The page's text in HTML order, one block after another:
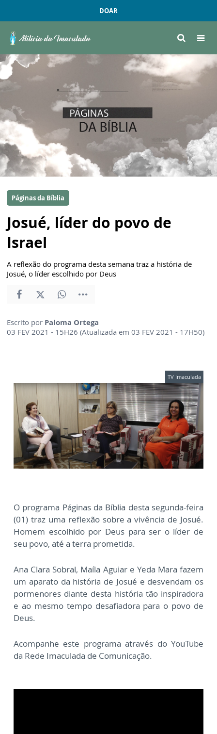
DOAR
Páginas da Bíblia
Josué, líder do povo de
Israel
A reflexão do programa desta semana traz a história de
Josué, o líder escolhido por Deus
Escrito por Paloma Ortega
03 FEV 2021 - 15H26 (Atualizada em 03 FEV 2021 - 17H50)
TV Imaculada
O programa Páginas da Bíblia desta segunda-feira
(01) traz uma reflexão sobre a vivência de Josué.
Homem escolhido por Deus para ser o líder de
seu povo, até a terra prometida.
Ana Clara Sobral, Maíla Aguiar e Yeda Mara fazem
um aparato da história de Josué e desvendam os
pormenores diante desta história tão inspiradora
e ao mesmo tempo desafiadora para o povo de
Deus.
Acompanhe este programa através do YouTube
da Rede Imaculada de Comunicação.